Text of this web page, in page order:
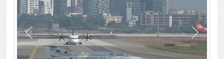
Previous Next